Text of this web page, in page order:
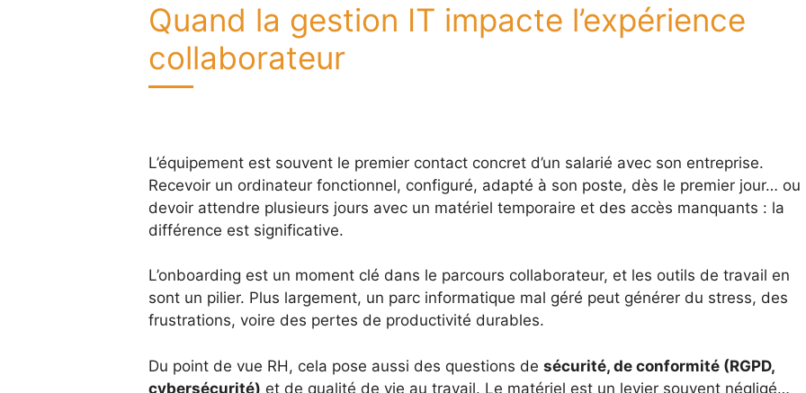
Quand la gestion IT impacte l’expérience
collaborateur
L’équipement est souvent le premier contact concret d’un salarié avec son entreprise.
Recevoir un ordinateur fonctionnel, configuré, adapté à son poste, dès le premier jour… ou
devoir attendre plusieurs jours avec un matériel temporaire et des accès manquants : la
différence est significative.
L’onboarding est un moment clé dans le parcours collaborateur, et les outils de travail en
sont un pilier. Plus largement, un parc informatique mal géré peut générer du stress, des
frustrations, voire des pertes de productivité durables.
Du point de vue RH, cela pose aussi des questions de sécurité, de conformité (RGPD,
cybersécurité) et de qualité de vie au travail. Le matériel est un levier souvent négligé…